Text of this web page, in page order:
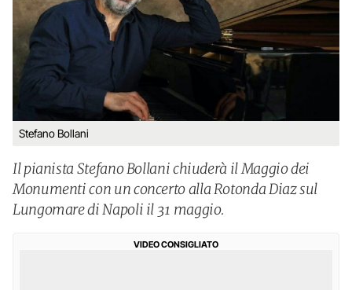
Stefano Bollani
Il pianista Stefano Bollani chiuderà il Maggio dei
Monumenti con un concerto alla Rotonda Diaz sul
Lungomare di Napoli il 31 maggio.
VIDEO CONSIGLIATO